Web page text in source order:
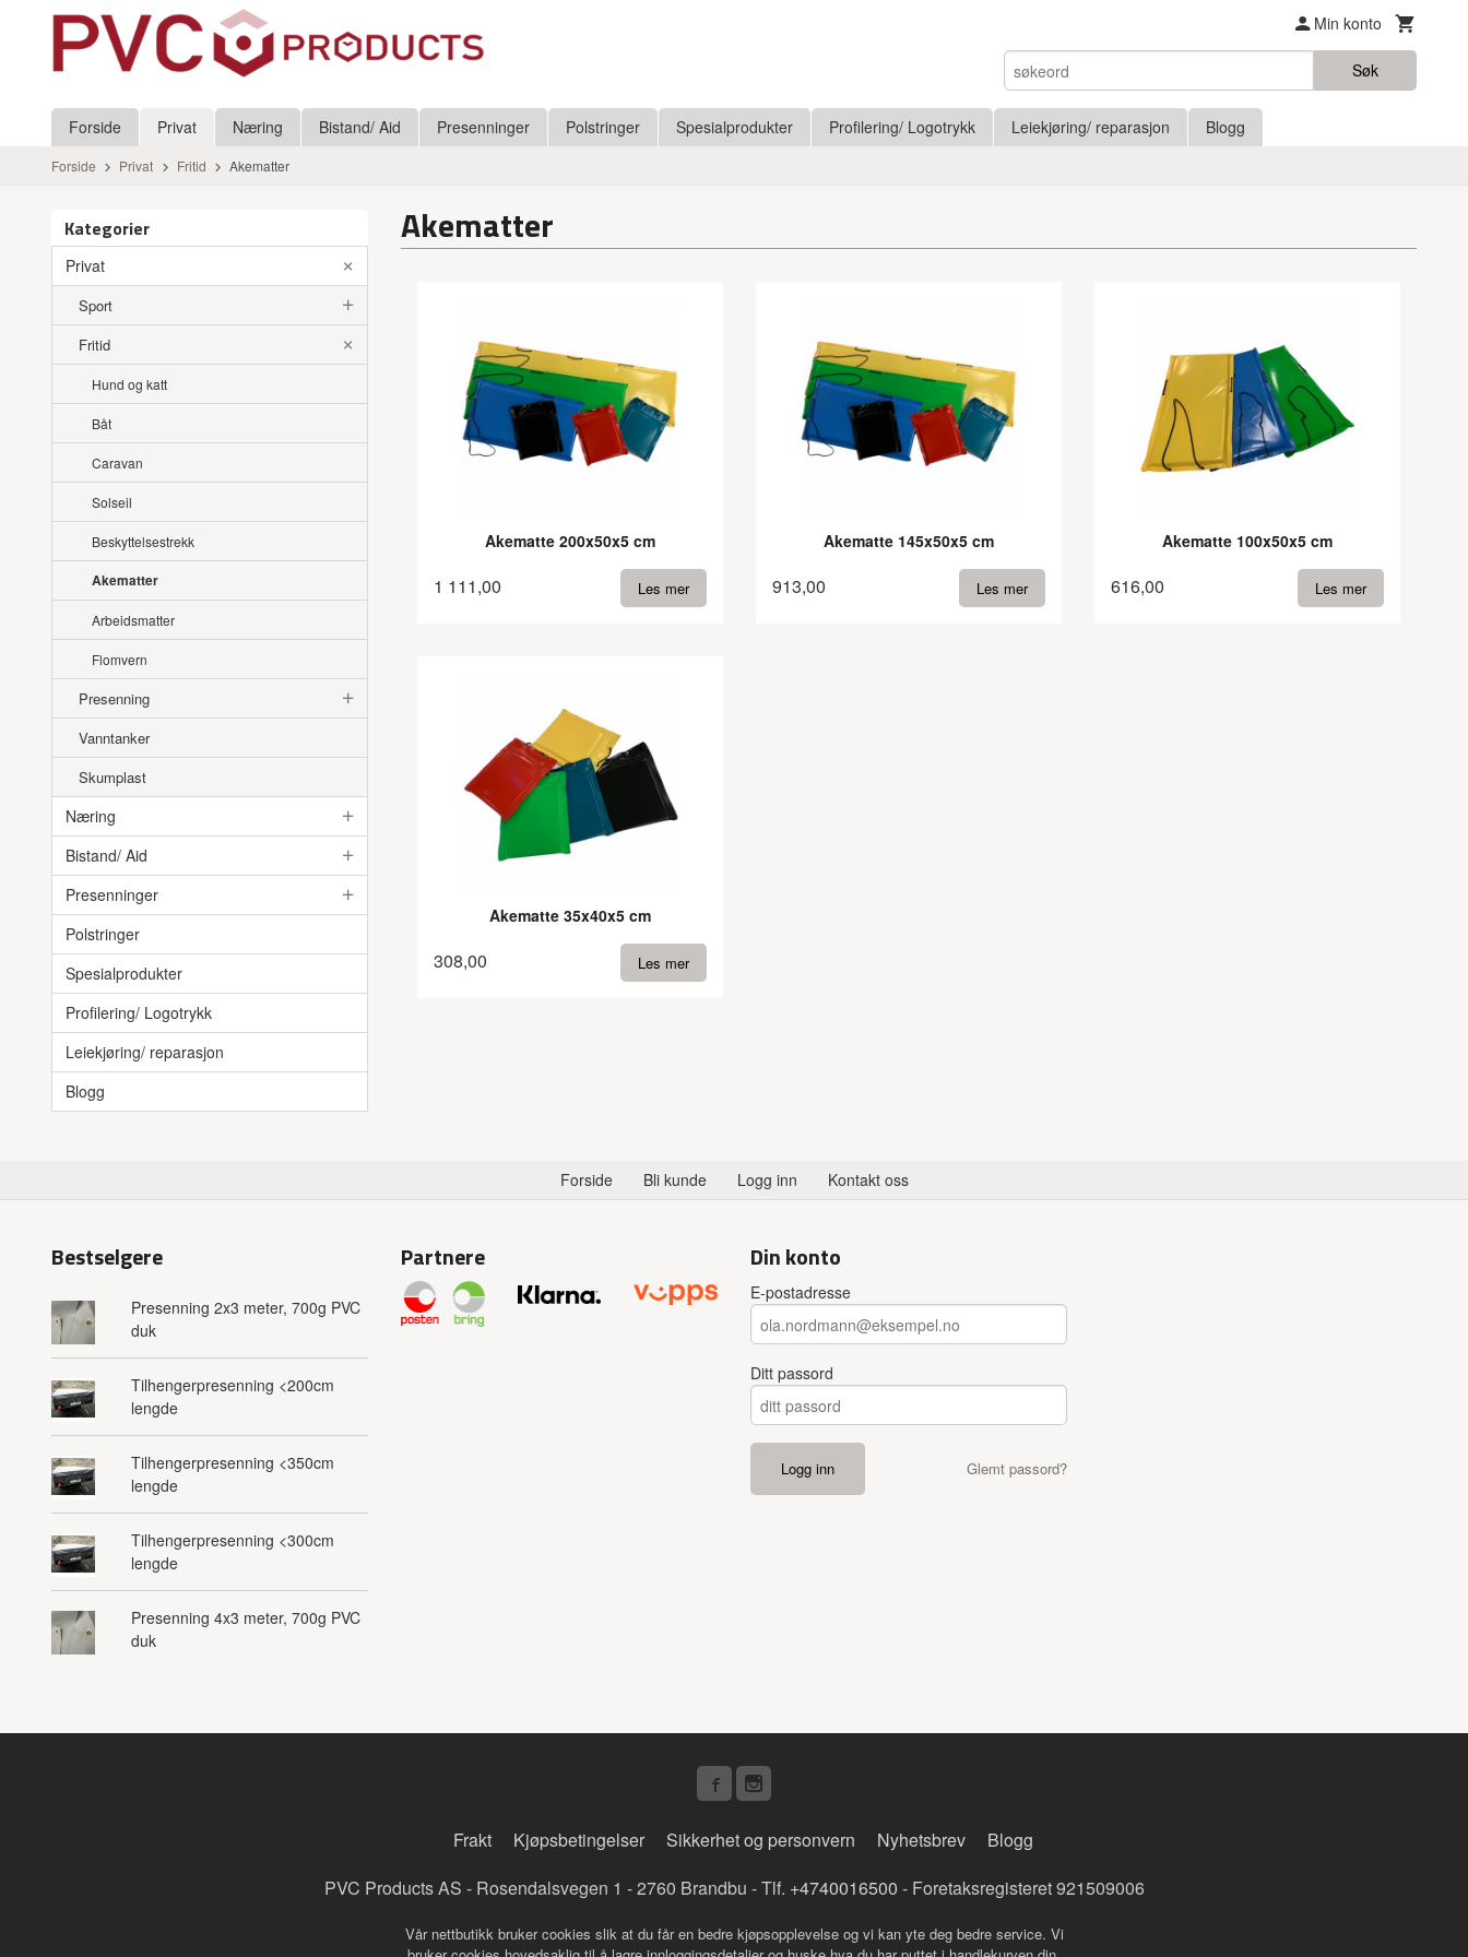
Min konto
Søk
Produkter
Forside Privat Næring Bistand/ Aid Presenninger Polstringer Spesialprodukter Profilering/ Logotrykk Leiekjøring/ reparasjon Blogg
Forside Privat Fritid Akematter
Kategorier
Privat
Sport
Fritid
Hund og katt
Båt
Caravan
Solseil
Beskyttelsestrekk
Akematter
Arbeidsmatter
Flomvern
Presenning
Vanntanker
Skumplast
Næring
Bistand/ Aid
Presenninger
Polstringer
Spesialprodukter
Profilering/ Logotrykk
Leiekjøring/ reparasjon
Blogg
Akematter
Akematte 200x50x5 cm
1 111,00 Les mer
Akematte 145x50x5 cm
913,00 Les mer
Akematte 100x50x5 cm
616,00 Les mer
Akematte 35x40x5 cm
308,00 Les mer
Forside Bli kunde Logg inn Kontakt oss
Bestselgere
Presenning 2x3 meter, 700g PVC
duk
Tilhengerpresenning <200cm
lengde
Tilhengerpresenning <350cm
lengde
Tilhengerpresenning <300cm
lengde
Presenning 4x3 meter, 700g PVC
duk
Partnere Din konto
E-postadresse
Ditt passord
Glemt passord?
Frakt Kjøpsbetingelser Sikkerhet og personvern Nyhetsbrev
Blogg
PVC Products AS - Rosendalsvegen 1 - 2760 Brandbu - Tlf. +4740016500 - Foretaksregisteret 921509006
Vår nettbutikk bruker cookies slik at du får en bedre kjøpsopplevelse og vi kan yte deg bedre service. Vi